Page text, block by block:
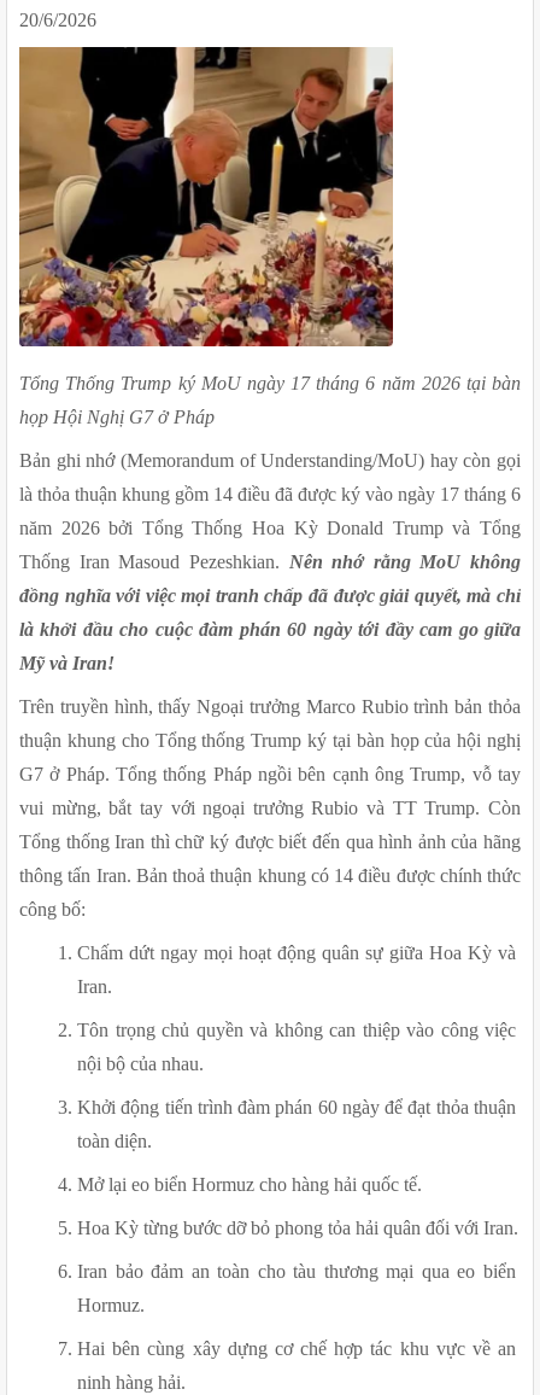
20/6/2026
Tổng Thống Trump ký MoU ngày 17 tháng 6 năm 2026 tại bàn
họp Hội Nghị G7 ở Pháp
Bản ghi nhớ (Memorandum of Understanding/MoU) hay còn gọi
là thỏa thuận khung gồm 14 điều đã được ký vào ngày 17 tháng 6
năm 2026 bởi Tổng Thống Hoa Kỳ Donald Trump và Tổng
Thống Iran Masoud Pezeshkian. Nên nhớ rằng MoU không
đồng nghĩa với việc mọi tranh chấp đã được giải quyết, mà chỉ
là khởi đầu cho cuộc đàm phán 60 ngày tới đầy cam go giữa
Mỹ và Iran!
Trên truyền hình, thấy Ngoại trưởng Marco Rubio trình bản thỏa
thuận khung cho Tổng thống Trump ký tại bàn họp của hội nghị
G7 ở Pháp. Tổng thống Pháp ngồi bên cạnh ông Trump, vỗ tay
vui mừng, bắt tay với ngoại trưởng Rubio và TT Trump. Còn
Tổng thống Iran thì chữ ký được biết đến qua hình ảnh của hãng
thông tấn Iran. Bản thoả thuận khung có 14 điều được chính thức
công bố:
Chấm dứt ngay mọi hoạt động quân sự giữa Hoa Kỳ và
Iran.
Tôn trọng chủ quyền và không can thiệp vào công việc
nội bộ của nhau.
Khởi động tiến trình đàm phán 60 ngày để đạt thỏa thuận
toàn diện.
Mở lại eo biển Hormuz cho hàng hải quốc tế.
Hoa Kỳ từng bước dỡ bỏ phong tỏa hải quân đối với Iran.
Iran bảo đảm an toàn cho tàu thương mại qua eo biển
Hormuz.
Hai bên cùng xây dựng cơ chế hợp tác khu vực về an
ninh hàng hải.